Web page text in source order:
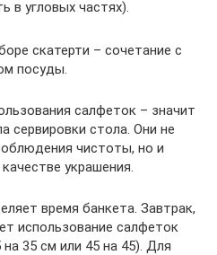
в угловых частях).
скатерти – сочетание с
посуды.
салфеток – значит
сервировки стола. Они не
чистоты, но и
украшения.
время банкета. Завтрак,
использование салфеток
35 см или 45 на 45). Для